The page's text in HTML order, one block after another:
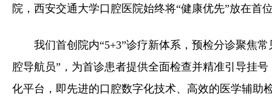
院，西安交通大学口腔医院始终将“健康优先”放在首
我们首创院内“5+3”诊疗新体系，预检分诊聚焦
腔导航员”，为首诊患者提供全面检查并精准引导挂
化平台，即先进的口腔数字化技术、高效的医学辅助